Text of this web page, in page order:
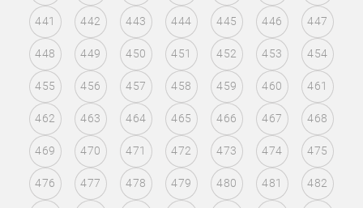
441 442 443 444 445 446 447
448 449 450 451 452 453 454
455 456 457 458 459 460 461
462 463 464 465 466 467 468
469 470 471 472 473 474 475
476 477 478 479 480 481 482